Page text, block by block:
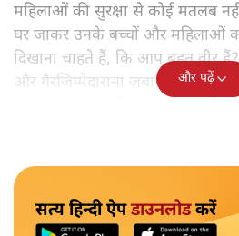
महिलाओं की सुरक्षा से कोई मतलब
घर जाकर उनके बच्चों और महिलाओं
दिखाना चाहते हैं, कि आप बहुत वीर
और गैरजिम्मेदाराना ज़बान यहीं
और पढ़ें
सत्य हिन्दी ऐपडाउनलोडकरें